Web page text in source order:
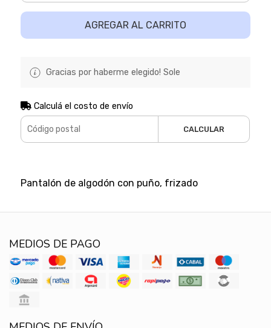
AGREGAR AL CARRITO
Gracias por haberme elegido! Sole
Calculá el costo de envío
CALCULAR
Pantalón de algodón con puño, frizado
MEDIOS DE PAGO